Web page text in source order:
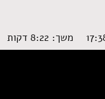
משך: ‏8:22 דקות